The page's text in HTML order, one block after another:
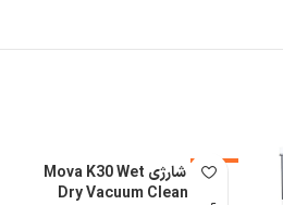
-13%
جارو شارژی Mova K30 Wet
Dry Vacuum Cleaner